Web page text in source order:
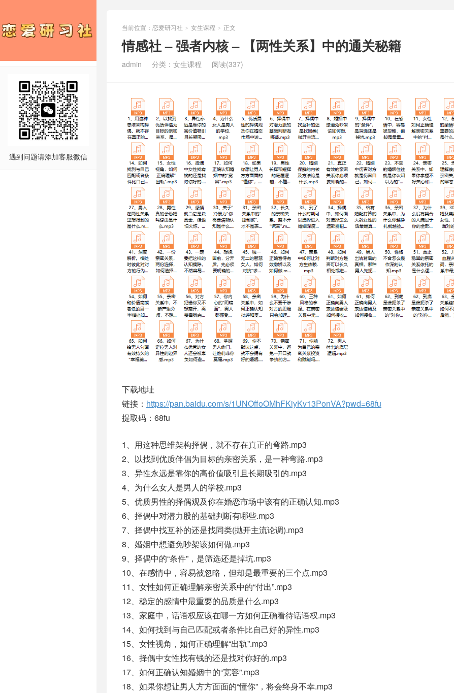
遇到问题请添加客服微信
当前位置： 恋爱研习社 > 女生课程 > 正文
情感社 – 强者内核 – 【两性关系】中的通关秘籍
admin 分类： 女生课程 阅读(337)
下载地址
链接： https://pan.baidu.com/s/1UNOffoOMhFKiyKv13PonVA?pwd=68fu
提取码：68fu
1、用这种思维架构择偶，就不存在真正的弯路.mp3
2、以找到优质伴倡为目标的亲密关系，是一种弯路.mp3
3、异性永远是靠你的高价值吸引且长期吸引的.mp3
4、为什么女人是男人的学校.mp3
5、优质男性的择偶观及你在婚恋市场中该有的正确认知.mp3
6、择偶中对潜力股的基础判断有哪些.mp3
7、择偶中找互补的还是找同类(抛开主流论调).mp3
8、婚姻中想避免吵架该如何做.mp3
9、择偶中的“条件”，是筛选还是掉坑.mp3
10、在感情中，容易被忽略，但却是最重要的三个点.mp3
11、女性如何正确理解亲密关系中的“付出”.mp3
12、稳定的感情中最重要的品质是什么.mp3
13、家庭中，话语权应该在哪一方如何正确看待话语权.mp3
14、如何找到与自己匹配或者条件比自己好的异性.mp3
15、女性视角，如何正确理解“出轨”.mp3
16、择偶中女性找有钱的还是找对你好的.mp3
17、如何正确认知婚姻中的“宽容”.mp3
18、如果你想让男人方方面面的“懂你”，将会终身不幸.mp3